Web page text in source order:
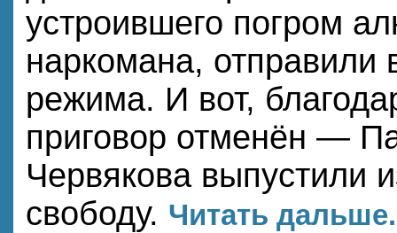
устроившего погром
наркомана, отправили
режима. И вот,
приговор отменён —
Червякова выпустили
свободу. Читать